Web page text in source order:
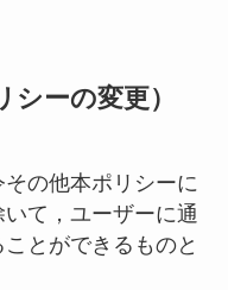
ーの変更）
の他本ポリシーに
て，ユーザーに通
とができるものと